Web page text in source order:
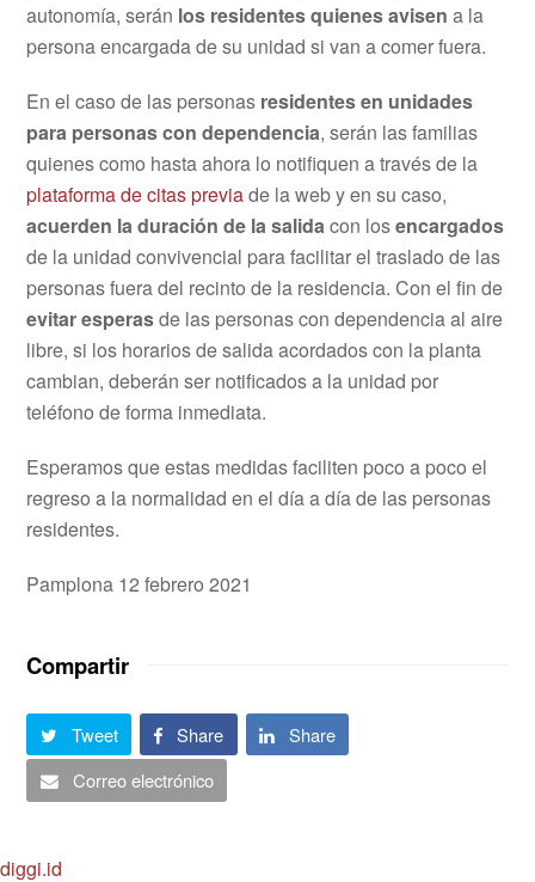
autonomía, serán los residentes quienes avisen a la
persona encargada de su unidad si van a comer fuera.
En el caso de las personas residentes en unidades
para personas con dependencia, serán las familias
quienes como hasta ahora lo notifiquen a través de la
plataforma de citas previade la web y en su caso,
acuerden la duración de la salidacon losencargados
de la unidad convivencial para facilitar el traslado de las
personas fuera del recinto de la residencia. Con el fin de
evitar esperasde las personas con dependencia al aire
libre, si los horarios de salida acordados con la planta
cambian, deberán ser notificados a la unidad por
teléfono de forma inmediata.
Esperamos que estas medidas faciliten poco a poco el
regreso a la normalidad en el día a día de las personas
residentes.
Pamplona 12 febrero 2021
Compartir
Tweet Share
Share
Correo electrónico
diggi.id